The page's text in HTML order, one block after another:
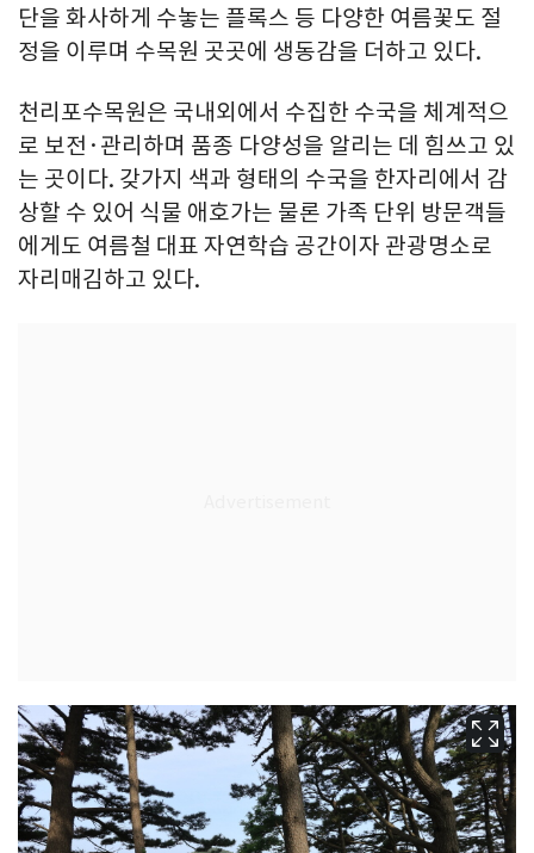
단을 화사하게 수놓는 플록스 등 다양한 여름꽃도 절
정을 이루며 수목원 곳곳에 생동감을 더하고 있다.
천리포수목원은 국내외에서 수집한 수국을 체계적으
로 보전·관리하며 품종 다양성을 알리는 데 힘쓰고 있
는 곳이다. 갖가지 색과 형태의 수국을 한자리에서 감
상할 수 있어 식물 애호가는 물론 가족 단위 방문객들
에게도 여름철 대표 자연학습 공간이자 관광명소로
자리매김하고 있다.